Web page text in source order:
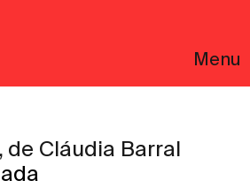
Menu
de Cláudia Barral